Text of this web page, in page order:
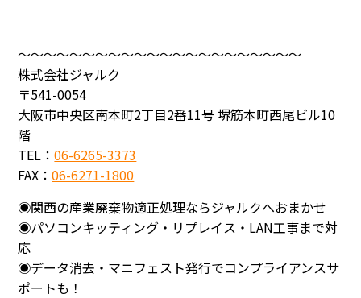
～～～～～～～～～～～～～～～～～～～～～～
株式会社ジャルク
〒541-0054
大阪市中央区南本町2丁目2番11号 堺筋本町西尾ビル10
階
TEL：06-6265-3373
FAX：06-6271-1800
◉関西の産業廃棄物適正処理ならジャルクへおまかせ
◉パソコンキッティング・リプレイス・LAN工事まで対
応
◉データ消去・マニフェスト発行でコンプライアンスサ
ポートも！